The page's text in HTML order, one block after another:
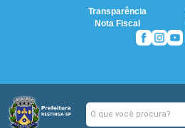
Transparência
Nota Fiscal